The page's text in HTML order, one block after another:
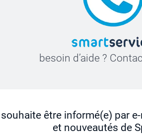
besoin d’aide ?
être informé(e) par
et nouveautés de